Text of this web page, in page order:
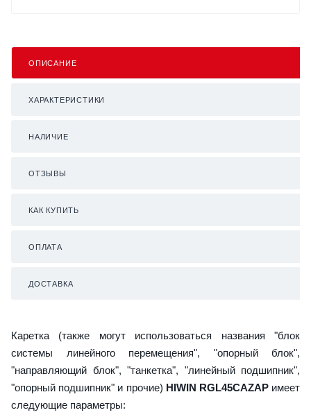
ОПИСАНИЕ
ХАРАКТЕРИСТИКИ
НАЛИЧИЕ
ОТЗЫВЫ
КАК КУПИТЬ
ОПЛАТА
ДОСТАВКА
Каретка (также могут использоваться названия "блок
системы линейного перемещения", "опорный блок",
"направляющий блок", "танкетка", "линейный подшипник",
"опорный подшипник" и прочие) HIWIN RGL45CAZAPимеет
следующие параметры: